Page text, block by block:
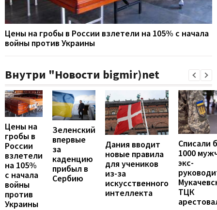
Цены на гробы в России взлетели на 105% с начала
войны против Украины
Внутри "Новости bigmir)net
Цены на
гробы в
России
взлетели
на 105%
с начала
войны
против
Украины
Зеленский
впервые
за
каденцию
прибыл в
Сербию
Дания вводит
новые правила
для учеников
из-за
искусственного
интеллекта
Списали
1000
экс-
ТЦК